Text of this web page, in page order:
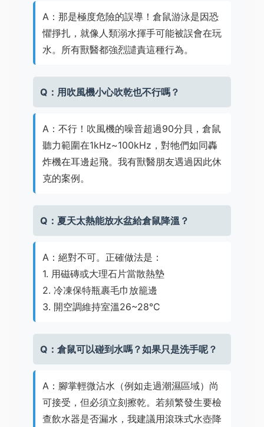
A：那是極度危險的誤導！倉鼠游泳是因恐
懼掙扎，就像人類溺水揮手可能被誤會在玩
水。所有獸醫都強烈譴責這種行為。
Q：用吹風機小心吹乾也不行嗎？
A：不行！吹風機的噪音超過90分貝，倉鼠
聽力範圍在1kHz~100kHz，對牠們如同轟
炸機在耳邊起飛。我有獸醫朋友遇過因此休
克的案例。
Q：夏天太熱能放水盆給倉鼠降溫？
A：絕對不可。正確做法是：
1. 用磁磚或大理石片當散熱墊
2. 冷凍保特瓶裹毛巾放籠邊
3. 開空調維持室溫26~28°C
Q：倉鼠可以碰到水嗎？如果只是洗手呢？
A：腳掌輕微沾水（例如走過潮濕區域）尚
可接受，但必須立刻擦乾。若頻繁發生要檢
查飲水器是否漏水，我建議用滾珠式水壺降